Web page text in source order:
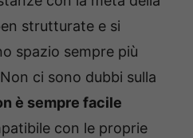
strutturate e si
spazio sempre più
ci sono dubbi sulla
è sempre facile
con le proprie